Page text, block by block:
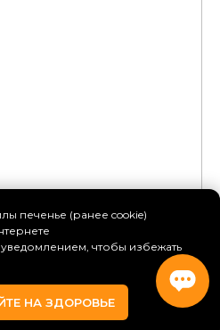
печенье (ранее cookie)
чтобы избежать
НА ЗДОРОВЬЕ
Услуги Контакты